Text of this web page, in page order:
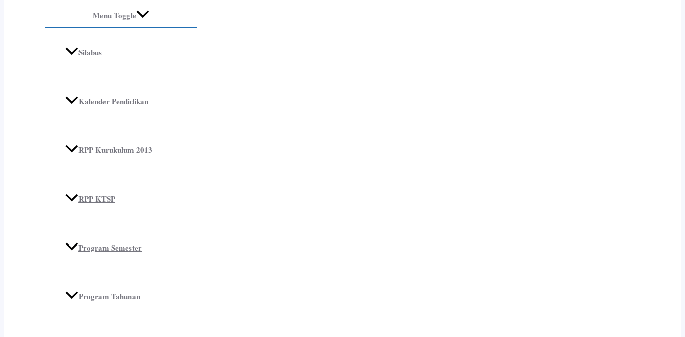
Menu Toggle
Silabus
Kalender Pendidikan
RPP Kurukulum 2013
RPP KTSP
Program Semester
Program Tahunan